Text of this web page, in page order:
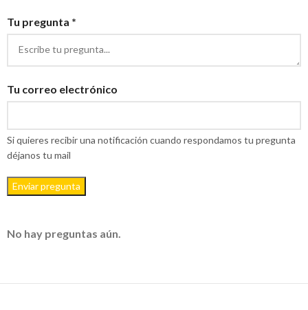
Tu pregunta *
Tu correo electrónico
Si quieres recibir una notificación cuando respondamos tu pregunta
déjanos tu mail
Enviar pregunta
No hay preguntas aún.